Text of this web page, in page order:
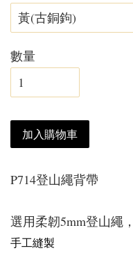
數量
加入購物車
P714登山繩背帶
選用柔韌5mm登山繩
手工縫製